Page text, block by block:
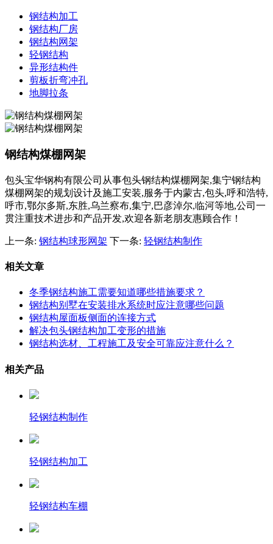
钢结构加工
钢结构厂房
钢结构网架
轻钢结构
异形结构件
剪板折弯冲孔
地脚拉条
钢结构煤棚网架
包头宝华钢构有限公司从事包头钢结构煤棚网架,集宁钢结构
煤棚网架的规划设计及施工安装,服务于内蒙古,包头,呼和浩特,
呼市,鄂尔多斯,东胜,乌兰察布,集宁,巴彦淖尔,临河等地,公司一
贯注重技术进步和产品开发,欢迎各新老朋友惠顾合作！
上一条: 钢结构球形网架 下一条: 轻钢结构制作
相关文章
冬季钢结构施工需要知道哪些措施要求？
钢结构别墅在安装排水系统时应注意哪些问题
钢结构屋面板侧面的连接方式
解决包头钢结构加工变形的措施
钢结构选材、工程施工及安全可靠应注意什么？
相关产品
轻钢结构制作
轻钢结构加工
轻钢结构车棚